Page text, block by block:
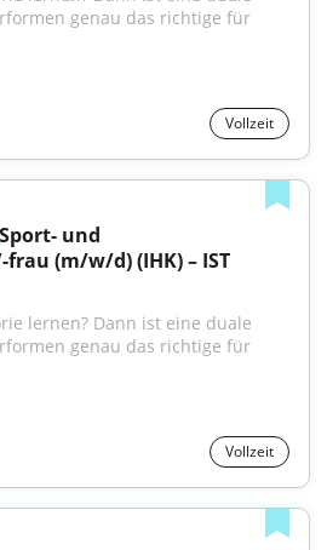
genau das richtige für
Vollzeit
Sport- und
(m/w/d) (IHK) – IST
genau das richtige für
Vollzeit